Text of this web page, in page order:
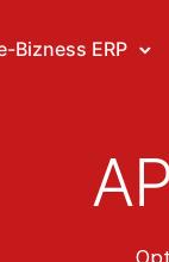
Bizness ERP